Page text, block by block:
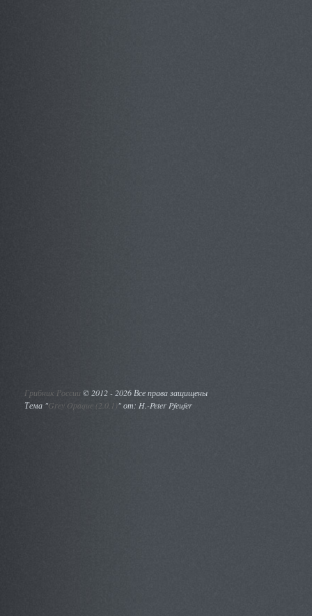
Грибник России ©2012 - 2026 Все права защищены
Тема "Grey Opaque (2.0.1)" от: H.-Peter Pfeufer